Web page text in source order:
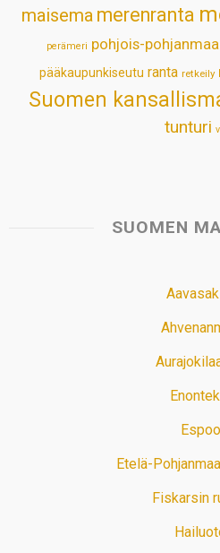
maisema merenranta
perämeri pohjois-pohjanmaa
pääkaupunkiseutu ranta retkeily
Suomen
tunturi
SUOMEN
Espoo
Etelä-
Fiskarsin